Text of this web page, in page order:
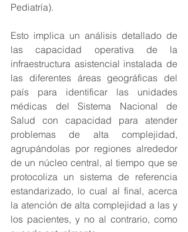
Pediatría).
Esto implica un análisis detallado de
las capacidad operativa de la
infraestructura asistencial instalada de
las diferentes áreas geográficas del
país para identificar las unidades
médicas del Sistema Nacional de
Salud con capacidad para atender
problemas de alta complejidad,
agrupándolas por regiones alrededor
de un núcleo central, al tiempo que se
protocoliza un sistema de referencia
estandarizado, lo cual al final, acerca
la atención de alta complejidad a las y
los pacientes, y no al contrario, como